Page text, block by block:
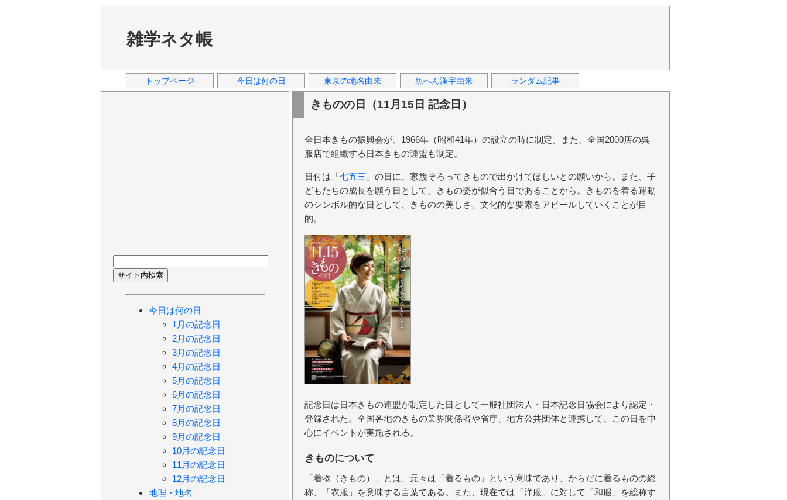
雑学ネタ帳
トップページ 今日は何の日 東京の地名由来 魚へん漢字由来 ランダム記事
きものの日（11月15日 記念日）
全日本きもの振興会が、1966年（昭和41年）の設立の時に制定。また、全国2000店の呉
服店で組織する日本きもの連盟も制定。
日付は「七五三 」の日に、家族そろってきもので出かけてほしいとの願いから。また、子
どもたちの成長を願う日として、きもの姿が似合う日であることから。きものを着る運動
のシンボル的な日として、きものの美しさ、文化的な要素をアピールしていくことが目
的。
記念日は日本きもの連盟が制定した日として一般社団法人・日本記念日協会により認定・
登録された。全国各地のきもの業界関係者や省庁、地方公共団体と連携して、この日を中
心にイベントが実施される。
きものについて
「着物（きもの）」とは、元々は「着るもの」という意味であり、からだに着るものの総
称、「衣服」を意味する言葉である。また、現在では「洋服」に対して「和服」を総称す
今日は何の日
1月の記念日
2月の記念日
3月の記念日
4月の記念日
5月の記念日
6月の記念日
7月の記念日
8月の記念日
9月の記念日
10月の記念日
11月の記念日
12月の記念日
地理・地名